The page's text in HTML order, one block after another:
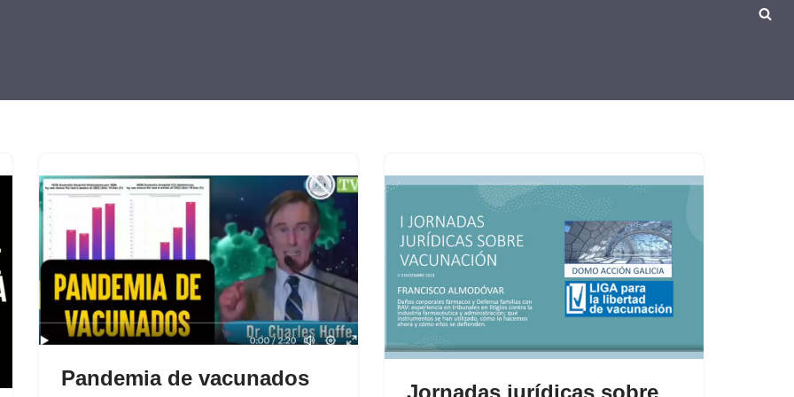
Pandemia de vacunados
Jornadas jurídicas sobre